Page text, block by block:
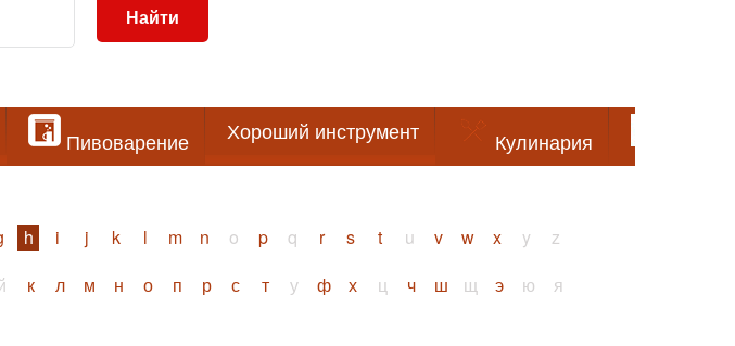
Найти
Пивоварение Хороший инструмент Кулинария
h i j k l m n o p q r s t u v w x y
z
к л м н о п р с т у ф х ц ч ш щ э ю я